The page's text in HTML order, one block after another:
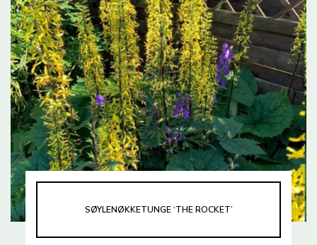
SØYLENØKKETUNGE ‘THE ROCKET’